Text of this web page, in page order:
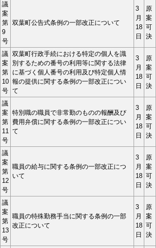
議
案
第
9
号
双葉町公告式条例の一部改正について
3
月
18
日
原
案
可
決
議
案
第
10
号
双葉町行政手続における特定の個人を識
別するための番号の利用等に関する法律
に基づく個人番号の利用及び特定個人情
報の提供に関する条例の一部改正につい
て
3
月
18
日
原
案
可
決
議
案
第
11
号
特別職の職員で非常勤のものの報酬及び
費用弁償に関する条例の一部改正につい
て
3
月
18
日
原
案
可
決
議
案
第
12
号
職員の給与に関する条例の一部改正につ
いて
3
月
18
日
原
案
可
決
議
案
第
13
号
職員の特殊勤務手当に関する条例の一部
改正について
3
月
18
日
原
案
可
決